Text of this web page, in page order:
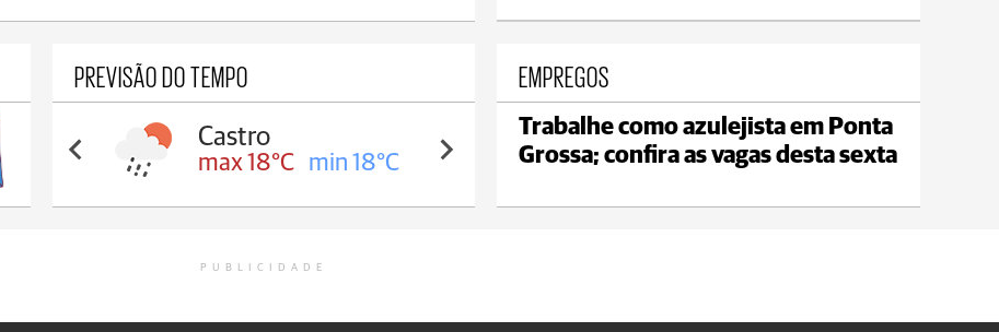
PREVISÃO DO TEMPO
Carambeí
max 18°C min 17°C
Jaguariaíva
max 19°C min 18°C
EMPREGOS
Trabalhe como azulejista em Ponta
Grossa; confira as vagas desta sexta
PUBLICIDADE